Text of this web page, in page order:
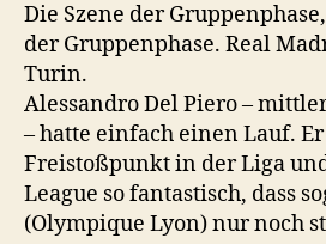
Die Szene der
der Gruppenphase. Real
Turin.
Alessandro Del Piero –
– hatte einfach einen Lauf.
Freistoßpunkt in der Liga
League so fantastisch, dass
(Olympique Lyon) nur noch